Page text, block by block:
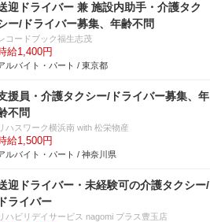
迎ドライバー 兼 施設内助手・介護タク
ー/ドライバー募集、年齢不問
コードブック福生志茂
給1,400円
ルバイト・パート / 東京都
援員・介護タクシー/ドライバー募集、年
不問
ハスワーク横浜南 with 松栄物産
給1,500円
ルバイト・パート / 神奈川県
迎ドライバー・未経験可の介護タクシー/
ドライバー
ハビリデイサービス nagomi プラス豊玉店